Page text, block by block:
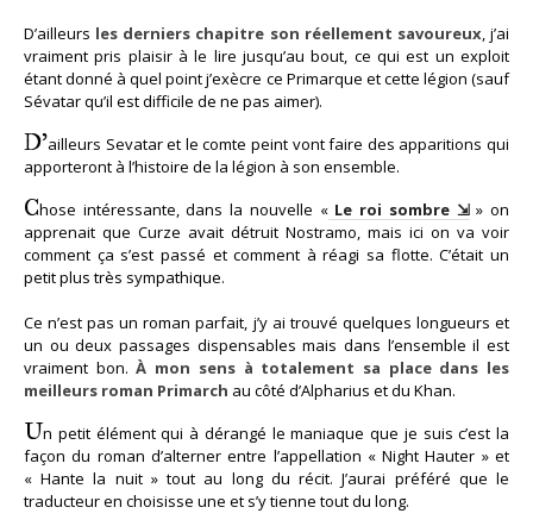
D’ailleurs les derniers chapitre son réellement savoureux, j’ai
vraiment pris plaisir à le lire jusqu’au bout, ce qui est un exploit
étant donné à quel point j’exècre ce Primarque et cette légion (sauf
Sévatar qu’il est difficile de ne pas aimer).
D’ailleurs Sevatar et le comte peint vont faire des apparitions qui
apporteront à l’histoire de la légion à son ensemble.
Chose intéressante, dans la nouvelle «Le roi sombre
» on
apprenait que Curze avait détruit Nostramo, mais ici on va voir
comment ça s’est passé et comment à réagi sa flotte. C’était un
petit plus très sympathique.
Ce n’est pas un roman parfait, j’y ai trouvé quelques longueurs et
un ou deux passages dispensables mais dans l’ensemble il est
vraiment bon.À mon sens à totalement sa place dans les
meilleurs roman Primarch au côté d’Alpharius et du Khan.
Un petit élément qui à dérangé le maniaque que je suis c’est la
façon du roman d’alterner entre l’appellation « Night Hauter » et
« Hante la nuit » tout au long du récit. J’aurai préféré que le
traducteur en choisisse une et s’y tienne tout du long.